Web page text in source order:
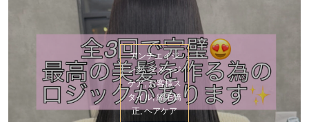
アンチエイジ
ング, ダメージ
ケア, お客様ス
タイル, 縮毛矯
正, ヘアケア